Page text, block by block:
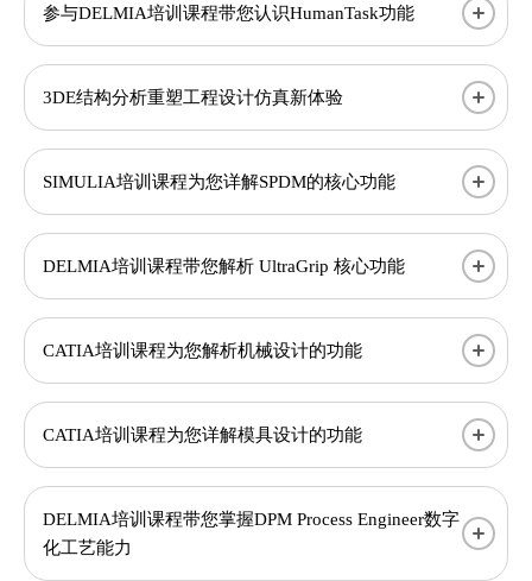
参与DELMIA培训课程带您认识HumanTask功能
3DE结构分析重塑工程设计仿真新体验
SIMULIA培训课程为您详解SPDM的核心功能
DELMIA培训课程带您解析 UltraGrip 核心功能
CATIA培训课程为您解析机械设计的功能
CATIA培训课程为您详解模具设计的功能
DELMIA培训课程带您掌握DPM Process Engineer数字
化工艺能力